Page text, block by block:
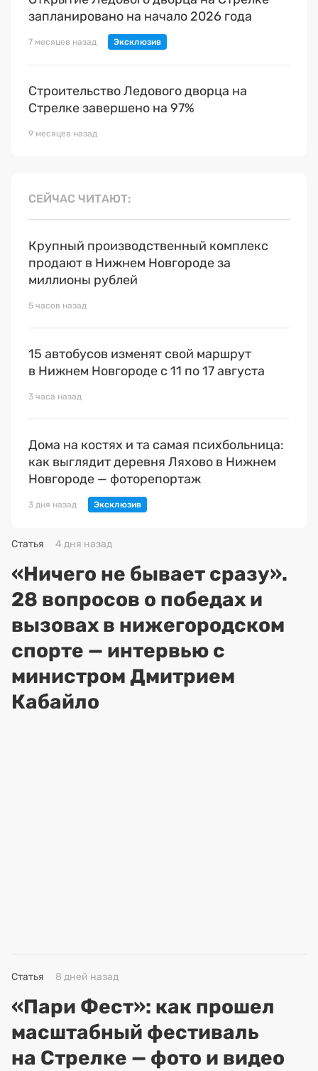
запланировано на начало 2026 года
7 месяцев назад
Строительство Ледового дворца на
Стрелке завершено на 97%
9 месяцев назад
СЕЙЧАС ЧИТАЮТ
Крупный производственный комплекс
продают в Нижнем Новгороде за
миллионы рублей
5 часов назад
15 автобусов изменят свой маршрут
в Нижнем Новгороде с 11 по 17 августа
3 часа назад
Дома на костях и та самая психбольница:
как выглядит деревня Ляхово в Нижнем
Новгороде — фоторепортаж
3 дня назад
Статья 4 дня назад
«Ничего не бывает сразу».
28 вопросов о победах и
вызовах в нижегородском
спорте — интервью с
министром Дмитрием
Кабайло
Статья 8 дней назад
«Пари Фест»: как прошел
масштабный фестиваль
на Стрелке — фото и видео